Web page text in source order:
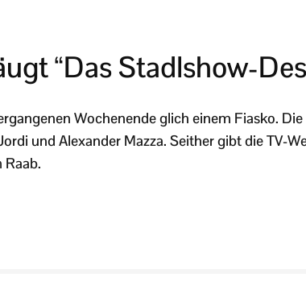
“Das Stadlshow-
Wochenende glich einem Fiasko.
und Alexander Mazza. Seither gibt die TV-
Raab.